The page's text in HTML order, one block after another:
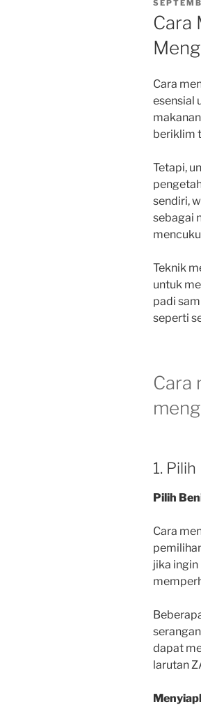
POSTED
ON
Cara
Cara
esensial
beriklim
Tetapi,
sendiri,
sebagai
Teknik
untuk
padi
seperti
Cara
1.
Pilih
Cara
jika
dapat
larutan